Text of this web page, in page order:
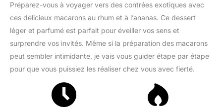
Préparez-vous à voyager vers des contrées exotiques avec
ces délicieux macarons au rhum et à l’ananas. Ce dessert
léger et parfumé est parfait pour éveiller vos sens et
surprendre vos invités. Même si la préparation des macarons
peut sembler intimidante, je vais vous guider étape par étape
pour que vous puissiez les réaliser chez vous avec fierté.